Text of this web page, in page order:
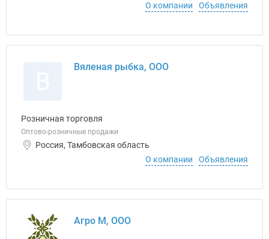
О компании
Объявления
Вяленая рыбка, ООО
Розничная торговля
Оптово-розничные продажи
Россия, Тамбовская область
О компании
Объявления
Агро М, ООО